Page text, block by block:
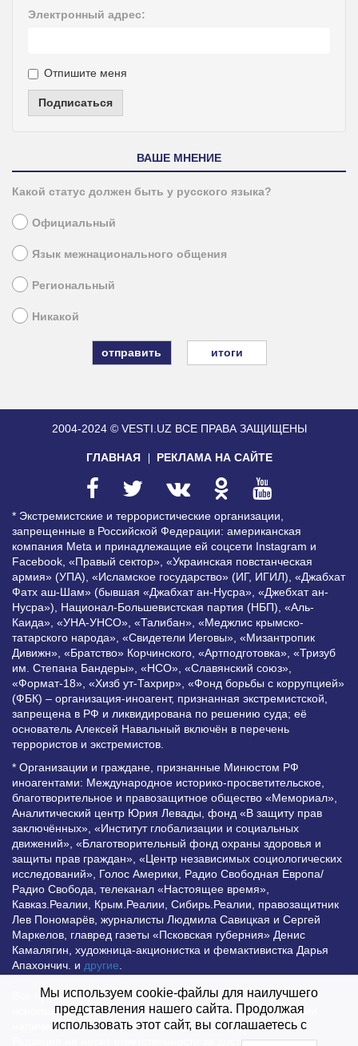
Электронный адрес:
Отпишите меня
Подписаться
ВАШЕ МНЕНИЕ
Какой статус должен быть у русского языка?
Официальный
Язык межнационального общения
Региональный
Никакой
итоги
2004-2024 © VESTI.UZ ВСЕ ПРАВА ЗАЩИЩЕНЫ
ГЛАВНАЯ РЕКЛАМА НА САЙТЕ
* Экстремистские и террористические организации,
запрещенные в Российской Федерации: американская
компания Meta и принадлежащие ей соцсети Instagram и
Facebook, «Правый сектор», «Украинская повстанческая
армия» (УПА), «Исламское государство» (ИГ, ИГИЛ), «Джабхат
Фатх аш-Шам» (бывшая «Джабхат ан-Нусра», «Джебхат ан-
Нусра»), Национал-Большевистская партия (НБП), «Аль-
Каида», «УНА-УНСО», «Талибан», «Меджлис крымско-
татарского народа», «Свидетели Иеговы», «Мизантропик
Дивижн», «Братство» Корчинского, «Артподготовка», «Тризуб
им. Степана Бандеры», «НСО», «Славянский союз»,
«Формат-18», «Хизб ут-Тахрир», «Фонд борьбы с коррупцией»
(ФБК) – организация-иноагент, признанная экстремистской,
запрещена в РФ и ликвидирована по решению суда; её
основатель Алексей Навальный включён в перечень
террористов и экстремистов.
* Организации и граждане, признанные Минюстом РФ
иноагентами: Международное историко-просветительское,
благотворительное и правозащитное общество «Мемориал»,
Аналитический центр Юрия Левады, фонд «В защиту прав
заключённых», «Институт глобализации и социальных
движений», «Благотворительный фонд охраны здоровья и
защиты прав граждан», «Центр независимых социологических
исследований», Голос Америки, Радио Свободная Европа/
Радио Свобода, телеканал «Настоящее время»,
Кавказ.Реалии, Крым.Реалии, Сибирь.Реалии, правозащитник
Лев Пономарёв, журналисты Людмила Савицкая и Сергей
Маркелов, главред газеты «Псковская губерния» Денис
Камалягин, художница-акционистка и фемактивистка Дарья
Апахончич. и другие
Все права защищены и охраняются законом. Любое
использование материалов сайта допустимо при условии
наличия активной гиперссылки на Vesti.UZ.
Редакция не несет ответственности за достоверность
Мы используем cookie-файлы для наилучшего
представления нашего сайта. Продолжая
использовать этот сайт, вы соглашаетесь с